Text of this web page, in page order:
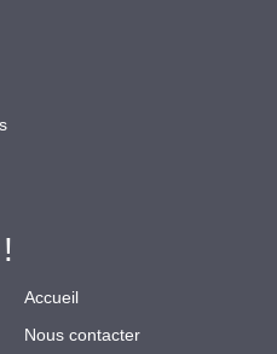
Accueil
Nous contacter